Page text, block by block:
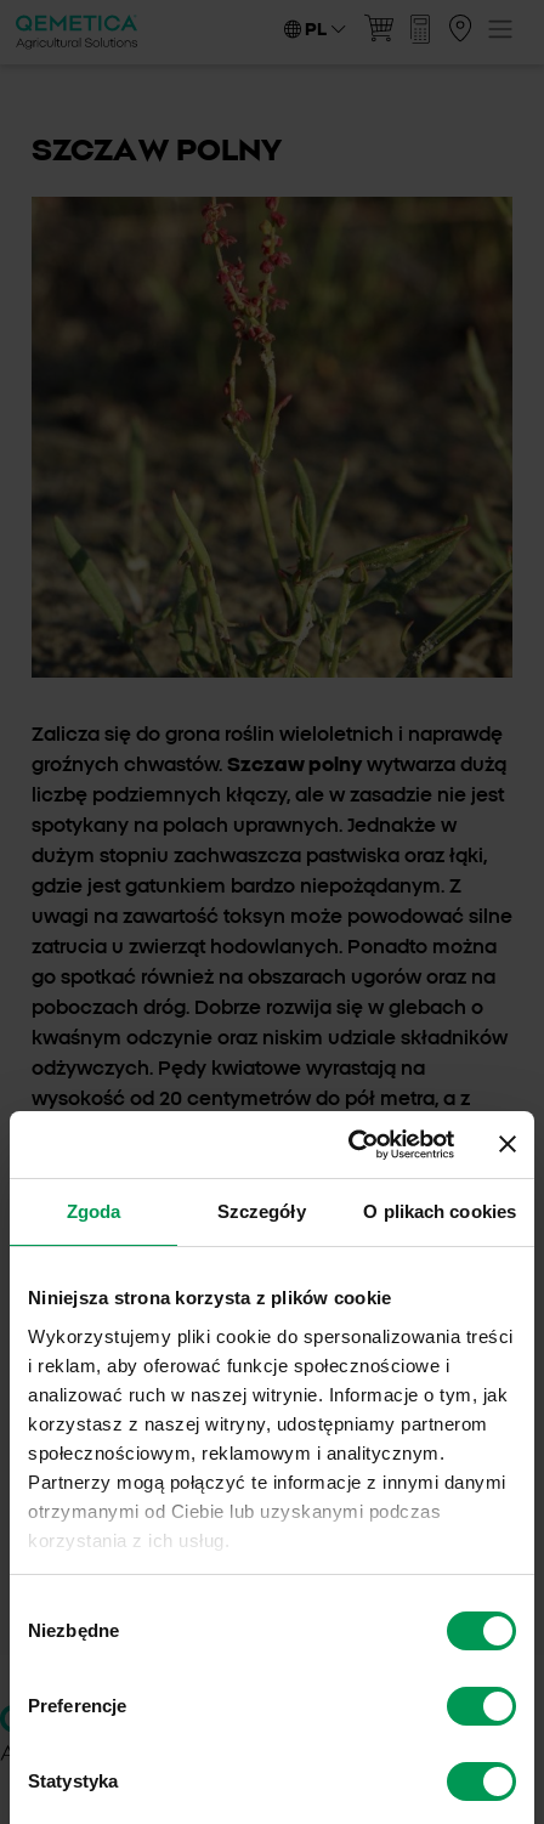
Zgoda Szczegóły O plikach cookies
Niniejsza strona korzysta z plików cookie
Wykorzystujemy pliki cookie do spersonalizowania treści
i reklam, aby oferować funkcje społecznościowe i
analizować ruch w naszej witrynie. Informacje o tym, jak
korzystasz z naszej witryny, udostępniamy partnerom
społecznościowym, reklamowym i analitycznym.
Partnerzy mogą połączyć te informacje z innymi danymi
otrzymanymi od Ciebie lub uzyskanymi podczas
korzystania z ich usług.
Link do informacji o plikach cookies:
zgody
Niezbędne
Preferencje
Statystyka
PL
SZCZAW POLNY
Zalicza się do grona roślin wieloletnich i naprawdę
groźnych chwastów. Szczaw polny wytwarza dużą
liczbę podziemnych kłączy, ale w zasadzie nie jest
spotykany na polach uprawnych. Jednakże w
dużym stopniu zachwaszcza pastwiska oraz łąki,
gdzie jest gatunkiem bardzo niepożądanym. Z
uwagi na zawartość toksyn może powodować silne
zatrucia u zwierząt hodowlanych. Ponadto można
go spotkać również na obszarach ugorów oraz na
poboczach dróg. Dobrze rozwija się w glebach o
kwaśnym odczynie oraz niskim udziale składników
odżywczych. Pędy kwiatowe wyrastają na
wysokość od 20 centymetrów do pół metra, a z
nich rozwijają się sztywne, cieńsze pędy.
lub zielonym o czerwonawym zabarwieniu. Zagraża
roślinom uprawnym, odcinając je od substancji
w postaci dbania o wysoką jakość materiałów
siewnych. Jeśli chwast się rozrośnie, walka z nim
jest trudna –oprysko silnie skoncentrowanej
formule może jednak wykazać skuteczność.
Stosowanie/Zwalczanie